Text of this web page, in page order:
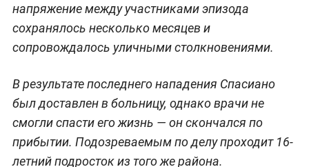
напряжение между участниками эпизода
сохранялось несколько месяцев и
сопровождалось уличными столкновениями.
В результате последнего нападения Спасиано
был доставлен в больницу, однако врачи не
смогли спасти его жизнь — он скончался по
прибытии. Подозреваемым по делу проходит 16-
летний подросток из того же района.